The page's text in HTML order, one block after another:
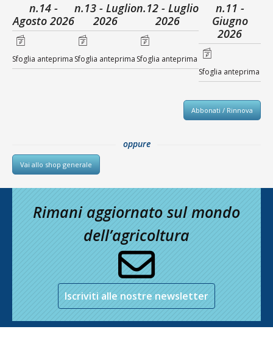
n.14 -
Agosto 2026
Sfoglia anteprima
n.13 - Luglio
2026
Sfoglia anteprima
n.12 - Luglio
2026
Sfoglia anteprima
n.11 -
Giugno
2026
Sfoglia anteprima
Abbonati / Rinnova
oppure
Vai allo shop generale
Rimani aggiornato sul mondo
dell’agricoltura
Iscriviti alle nostre newsletter